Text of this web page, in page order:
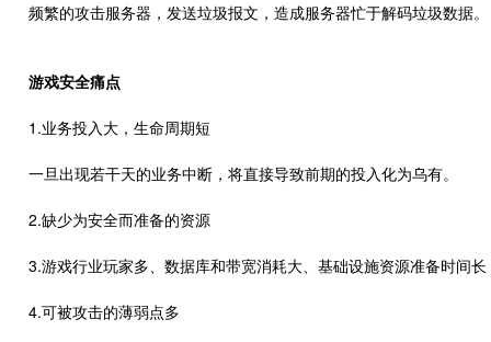
频繁的攻击服务器，发送垃圾报文，造成服务器忙于解码垃圾数据。
游戏安全痛点
1.业务投入大，生命周期短
一旦出现若干天的业务中断，将直接导致前期的投入化为乌有。
2.缺少为安全而准备的资源
3.游戏行业玩家多、数据库和带宽消耗大、基础设施资源准备时间
4.可被攻击的薄弱点多